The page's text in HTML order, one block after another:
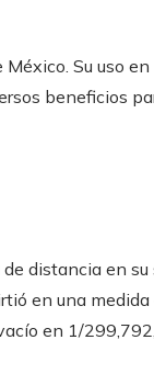
Su uso
beneficios
distancia en
en una medida
en 1/